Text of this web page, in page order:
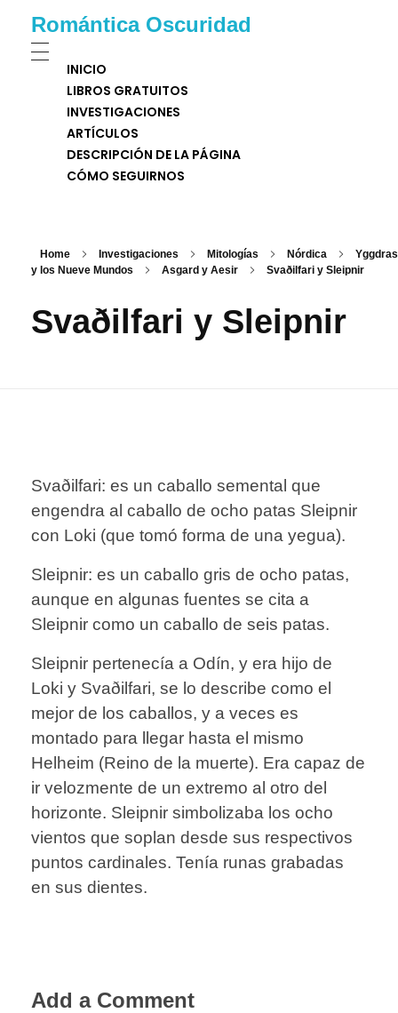
Romántica Oscuridad
INICIO
LIBROS GRATUITOS
INVESTIGACIONES
ARTÍCULOS
DESCRIPCIÓN DE LA PÁGINA
CÓMO SEGUIRNOS
Home Investigaciones Mitologías Nórdica
y los Nueve Mundos
Asgard y Aesir Svaðilfari y Sleipnir
Svaðilfari y Sleipnir
Svaðilfari: es un caballo semental que
engendra al caballo de ocho patas Sleipnir
con Loki (que tomó forma de una yegua).
Sleipnir: es un caballo gris de ocho patas,
aunque en algunas fuentes se cita a
Sleipnir como un caballo de seis patas.
Sleipnir pertenecía a Odín, y era hijo de
Loki y Svaðilfari, se lo describe como el
mejor de los caballos, y a veces es
montado para llegar hasta el mismo
Helheim (Reino de la muerte). Era capaz de
ir velozmente de un extremo al otro del
horizonte. Sleipnir simbolizaba los ocho
vientos que soplan desde sus respectivos
puntos cardinales. Tenía runas grabadas
en sus dientes.
Add a Comment